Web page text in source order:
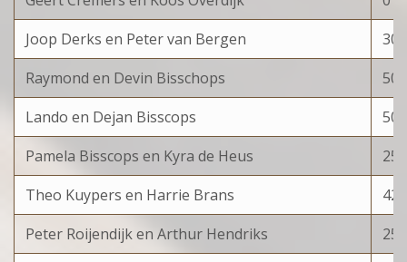
Joop Derks en Peter van Bergen
300
Raymond en Devin Bisschops
500
Lando en Dejan Bisscops
50
Pamela Bisscops en Kyra de Heus
25
Theo Kuypers en Harrie Brans
425
Peter Roijendijk en Arthur Hendriks
25